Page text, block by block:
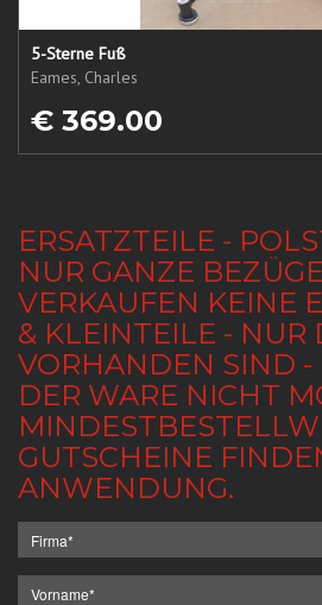
5-Sterne Fuß
Eames, Charles
€ 369.00
ERSATZTEILE -
NUR GANZE
VERKAUFEN KEINE
& KLEINTEILE - NUR
VORHANDEN SIND -
DER WARE NICHT
GUTSCHEINE
ANWENDUNG.